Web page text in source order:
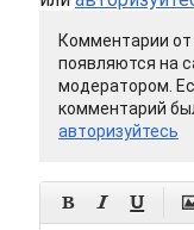
Комментарии
появляются на
модератором.
комментарий
авторизуйтесь
  